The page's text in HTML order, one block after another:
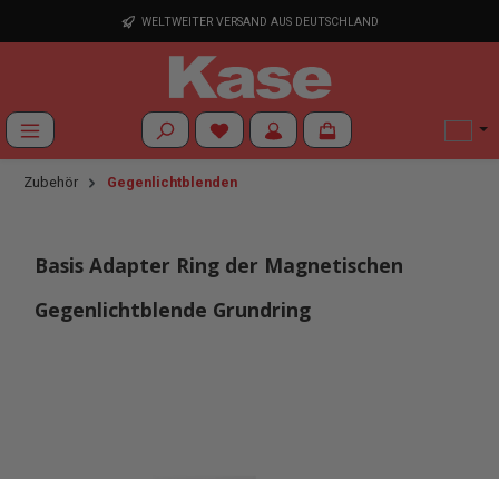
Zum Hauptinhalt springenWELTWEITER VERSAND AUS DEUTSCHLAND
Du hast 0 Produkte auf dem Merkzettel
Zubehör Gegenlichtblenden
Basis Adapter Ring der Magnetischen
Gegenlichtblende Grundring